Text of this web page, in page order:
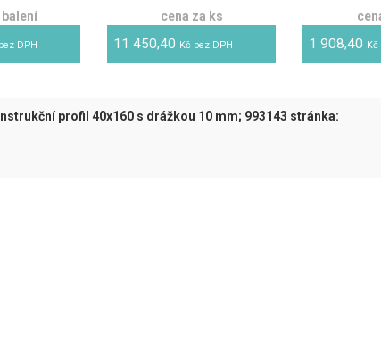
balení
DPH
cena za ks
11 450,40 Kč bez DPH 1 908,40 Kč
profil 40x160 s drážkou 10 mm; 993143 stránka: